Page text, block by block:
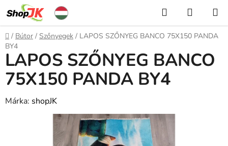
Ugrás
fő
tartalomhoz
KeresésKOSÁR
Kezdőlap
/ Bútor / Szőnyegek / LAPOS SZŐNYEG BANCO 75X150 PANDA
BY4
LAPOS SZŐNYEG BANCO
75X150 PANDA BY4
Márka: shopJK